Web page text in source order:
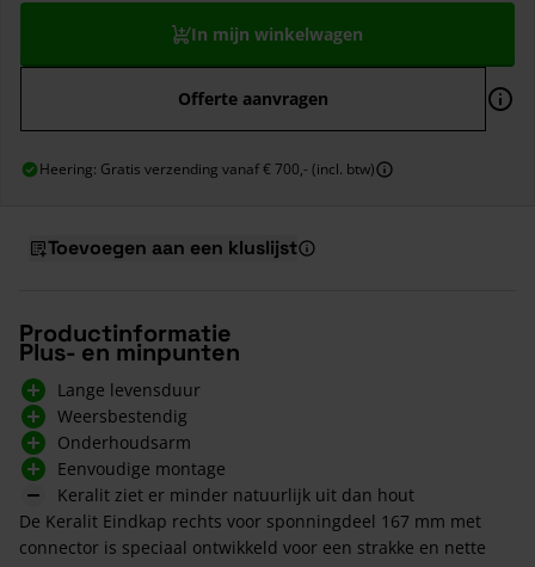
In mijn winkelwagen
Offerte aanvragen
Heering: Gratis verzending vanaf € 700,- (incl. btw)
Toevoegen aan een kluslijst
Productinformatie
Plus- en minpunten
Lange levensduur
Weersbestendig
Onderhoudsarm
Eenvoudige montage
Keralit ziet er minder natuurlijk uit dan hout
De Keralit Eindkap rechts voor sponningdeel 167 mm met
connector is speciaal ontwikkeld voor een strakke en nette